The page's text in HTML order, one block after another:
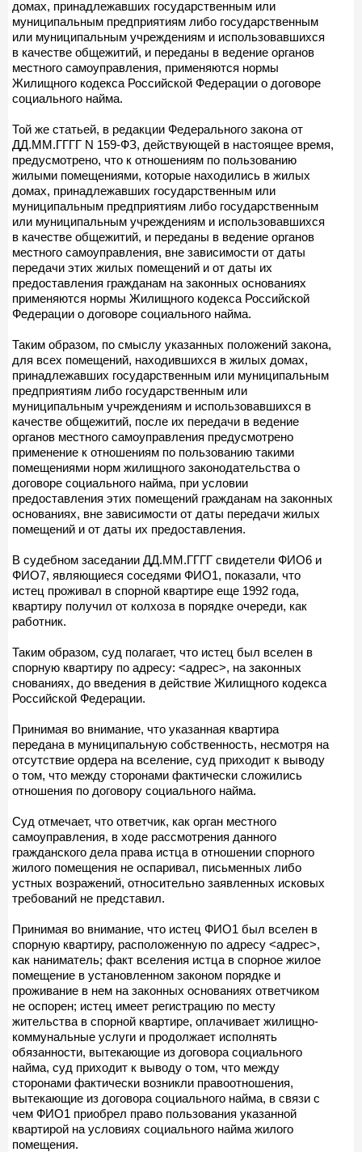
домах, принадлежавших государственным или
муниципальным предприятиям либо государственным
или муниципальным учреждениям и использовавшихся
в качестве общежитий, и переданы в ведение органов
местного самоуправления, применяются нормы
Жилищного кодекса Российской Федерации о договоре
социального найма.
Той же статьей, в редакции Федерального закона от
ДД.ММ.ГГГГ N 159-ФЗ, действующей в настоящее время,
предусмотрено, что к отношениям по пользованию
жилыми помещениями, которые находились в жилых
домах, принадлежавших государственным или
муниципальным предприятиям либо государственным
или муниципальным учреждениям и использовавшихся
в качестве общежитий, и переданы в ведение органов
местного самоуправления, вне зависимости от даты
передачи этих жилых помещений и от даты их
предоставления гражданам на законных основаниях
применяются нормы Жилищного кодекса Российской
Федерации о договоре социального найма.
Таким образом, по смыслу указанных положений закона,
для всех помещений, находившихся в жилых домах,
принадлежавших государственным или муниципальным
предприятиям либо государственным или
муниципальным учреждениям и использовавшихся в
качестве общежитий, после их передачи в ведение
органов местного самоуправления предусмотрено
применение к отношениям по пользованию такими
помещениями норм жилищного законодательства о
договоре социального найма, при условии
предоставления этих помещений гражданам на законных
основаниях, вне зависимости от даты передачи жилых
помещений и от даты их предоставления.
В судебном заседании ДД.ММ.ГГГГ свидетели ФИО6 и
ФИО7, являющиеся соседями ФИО1, показали, что
истец проживал в спорной квартире еще 1992 года,
квартиру получил от колхоза в порядке очереди, как
работник.
Таким образом, суд полагает, что истец был вселен в
спорную квартиру по адресу: <адрес>, на законных
снованиях, до введения в действие Жилищного кодекса
Российской Федерации.
Принимая во внимание, что указанная квартира
передана в муниципальную собственность, несмотря на
отсутствие ордера на вселение, суд приходит к выводу
о том, что между сторонами фактически сложились
отношения по договору социального найма.
Суд отмечает, что ответчик, как орган местного
самоуправления, в ходе рассмотрения данного
гражданского дела права истца в отношении спорного
жилого помещения не оспаривал, письменных либо
устных возражений, относительно заявленных исковых
требований не представил.
Принимая во внимание, что истец ФИО1 был вселен в
спорную квартиру, расположенную по адресу <адрес>,
как наниматель; факт вселения истца в спорное жилое
помещение в установленном законом порядке и
проживание в нем на законных основаниях ответчиком
не оспорен; истец имеет регистрацию по месту
жительства в спорной квартире, оплачивает жилищно-
коммунальные услуги и продолжает исполнять
обязанности, вытекающие из договора социального
найма, суд приходит к выводу о том, что между
сторонами фактически возникли правоотношения,
вытекающие из договора социального найма, в связи с
чем ФИО1 приобрел право пользования указанной
квартирой на условиях социального найма жилого
помещения.